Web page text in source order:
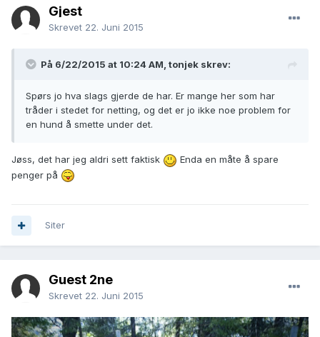
Gjest
Skrevet 22. Juni 2015
På 6/22/2015 at 10:24 AM, tonjek skrev:
Spørs jo hva slags gjerde de har. Er mange her som har
tråder i stedet for netting, og det er jo ikke noe problem for
en hund å smette under det.
Jøss, det har jeg aldri sett faktisk
Enda en måte å spare
penger på
Siter
Guest 2ne
Skrevet 22. Juni 2015